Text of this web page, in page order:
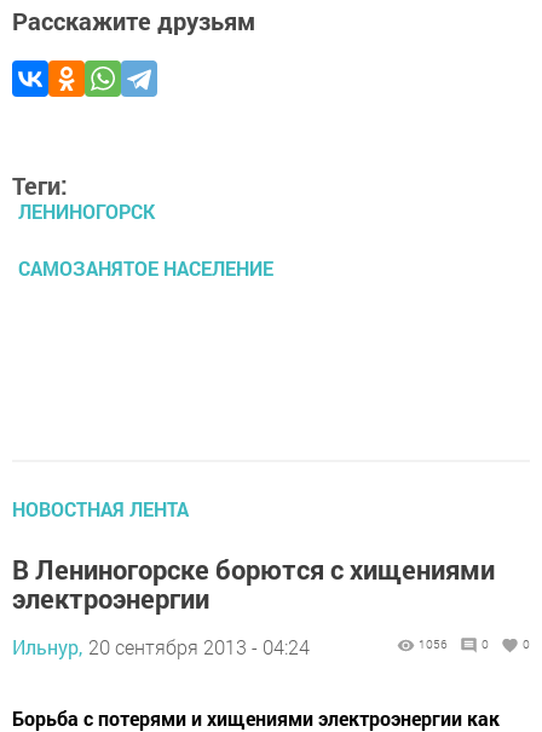
Расскажите друзьям
Теги:
ЛЕНИНОГОРСК
САМОЗАНЯТОЕ НАСЕЛЕНИЕ
НОВОСТНАЯ ЛЕНТА
В Лениногорске борются с хищениями
электроэнергии
Ильнур, 20 сентября 2013 - 04:24 1056 0 0
Борьба с потерями и хищениями электроэнергии как